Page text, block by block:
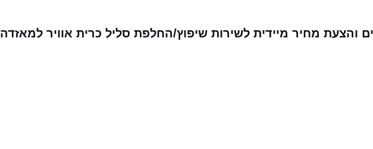
והצעת מחיר מיידית לשירות שיפוץ/החלפת סליל כרית אוויר למאזדה